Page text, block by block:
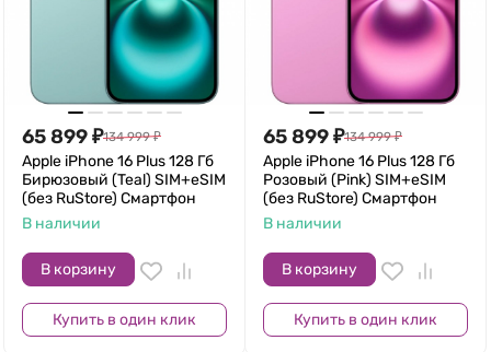
65 899₽134 999 ₽
Apple iPhone 16 Plus 128 Гб
Бирюзовый (Teal) SIM+eSIM
(без RuStore) Смартфон
В наличии
В корзину
Купить в один клик
65 899₽134 999 ₽
Apple iPhone 16 Plus 128 Гб
Розовый (Pink) SIM+eSIM
(без RuStore) Смартфон
В наличии
В корзину
Купить в один клик